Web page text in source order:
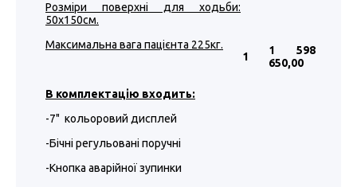
Розміри поверхні для ходьби:
50х150см.
Максимальна вага пацієнта 225кг.
В комплектацію входить:
-7" кольоровий дисплей
-Бічні регульовані поручні
-Кнопка аварійної зупинки
1
1 598
650,00